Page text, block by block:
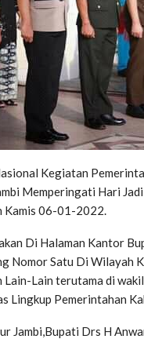
Kegiatan
Memperingati Hari
Kamis 06-01-2022.
Di Halaman Kantor
Nomor Satu Di Wilayah
Lain terutama di
Lingkup Pemerintahan
Jambi,Bupati Drs H